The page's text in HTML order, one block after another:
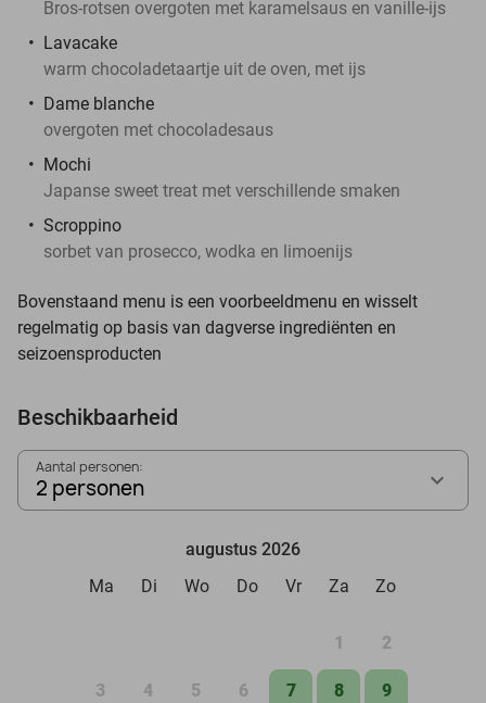
Bros-rotsen overgoten met karamelsaus en vanille-ijs
Lavacake
warm chocoladetaartje uit de oven, met ijs
Dame blanche
overgoten met chocoladesaus
Mochi
Japanse sweet treat met verschillende smaken
Scroppino
sorbet van prosecco, wodka en limoenijs
Bovenstaand menu is een voorbeeldmenu en wisselt
regelmatig op basis van dagverse ingrediënten en
seizoensproducten
Beschikbaarheid
Aantal personen:
2 personen
augustus 2026
Ma
Di Wo Do Vr Za Zo
1 2
3 4 5 6 7 8 9